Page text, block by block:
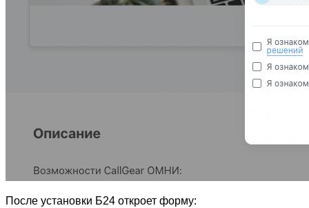
После установки Б24 откроет форму: